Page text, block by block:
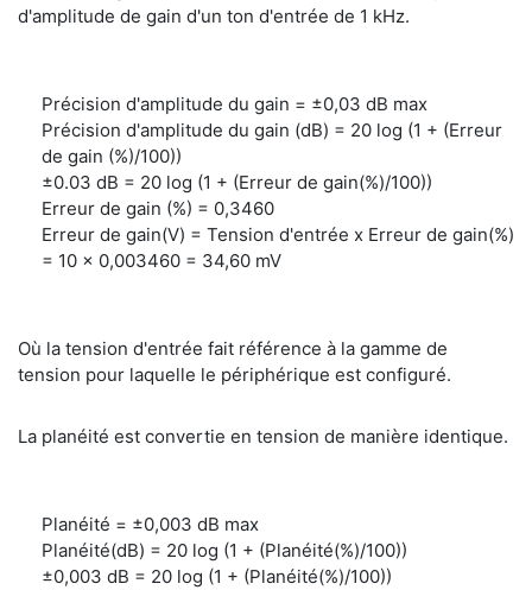
d'amplitude de gain d'un ton d'entrée de 1 kHz.
Précision d'amplitude du gain = ±0,03 dB max
Précision d'amplitude du gain (dB) = 20 log (1 + (Erreur
de gain (%)/100))
±0.03 dB = 20 log (1 + (Erreur de gain(%)/100))
Erreur de gain (%) = 0,3460
Erreur de gain(V) = Tension d'entrée x Erreur de gain(%)
= 10 x 0,003460 = 34,60 mV
Où la tension d'entrée fait référence à la gamme de
tension pour laquelle le périphérique est configuré.
La planéité est convertie en tension de manière identique.
Planéité = ±0,003 dB max
Planéité(dB) = 20 log (1 + (Planéité(%)/100))
±0,003 dB = 20 log (1 + (Planéité(%)/100))